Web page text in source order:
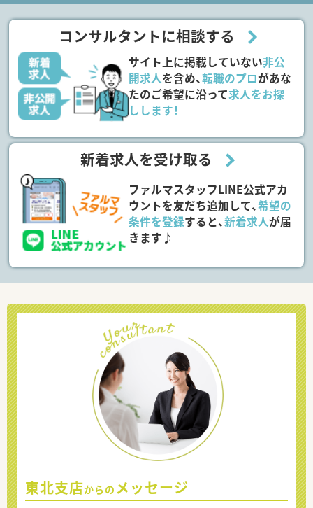
コンサルタントに相談する
サイト上に掲載していない非公
開求人を含め、転職のプロがあな
たのご希望に沿って求人をお探
しします！
新着求人を受け取る
ファルマスタッフLINE公式アカ
ウントを友だち追加して、希望の
条件を登録すると、新着求人が届
きます♪
東北支店からの メッセージ